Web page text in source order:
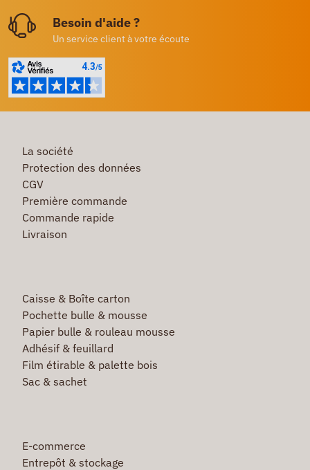
Besoin d'aide ?
Un service client à votre écoute
La société
Protection des données
CGV
Première commande
Commande rapide
Livraison
Caisse & Boîte carton
Pochette bulle & mousse
Papier bulle & rouleau mousse
Adhésif & feuillard
Film étirable & palette bois
Sac & sachet
E-commerce
Entrepôt & stockage